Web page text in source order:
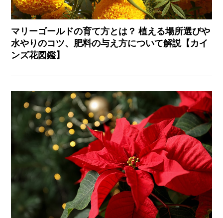
マリーゴールドの育て方とは？ 植える場所選びや
水やりのコツ、肥料の与え方について解説【カイ
ンズ花図鑑】